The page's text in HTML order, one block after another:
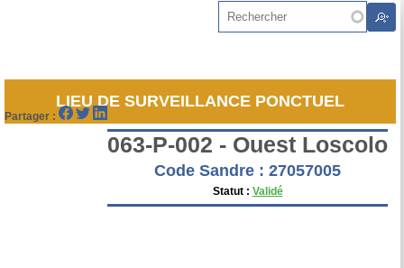
Rechercher
LIEU DE SURVEILLANCE PONCTUEL
063-P-002 - Ouest Loscolo
Code Sandre : 27057005
Statut : Validé
Partager :